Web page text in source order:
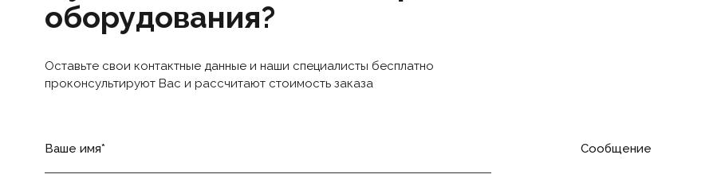
оборудования?
Оставьте свои контактные данные и наши специалисты бесплатно
проконсультируют Вас и рассчитают стоимость заказа
Ваше имя Сообщение